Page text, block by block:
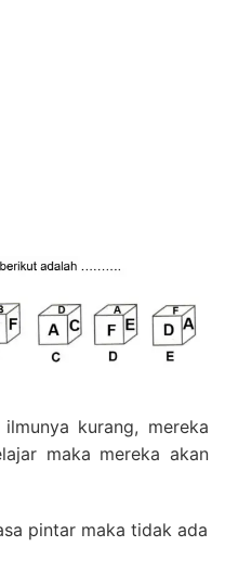
kurang, mereka
maka mereka akan
pintar maka tidak ada